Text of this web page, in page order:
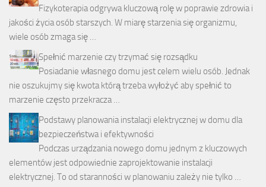
Fizykoterapia odgrywa kluczową rolę w poprawie zdrowia i
jakości życia osób starszych. W miarę starzenia się organizmu,
wiele osób zmaga się …
Spełnić marzenie czy trzymać się rozsądku
Posiadanie własnego domu jest celem wielu osób. Jednak
nie oszukujmy się kwota którą trzeba wyłożyć aby spełnić to
marzenie często przekracza …
Podstawy planowania instalacji elektrycznej w domu dla
bezpieczeństwa i efektywności
Podczas urządzania nowego domu jednym z kluczowych
elementów jest odpowiednie zaprojektowanie instalacji
elektrycznej. To od staranności w planowaniu zależy nie tylko …